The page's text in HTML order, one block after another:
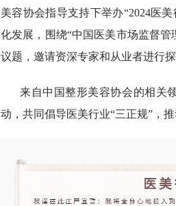
美容协会指导支持下举办“2024医
化发展，围绕“中国医美市场监督管
议题，邀请资深专家和从业者进行探
来自中国整形美容协会的相关
动，共同倡导医美行业“三正规”，